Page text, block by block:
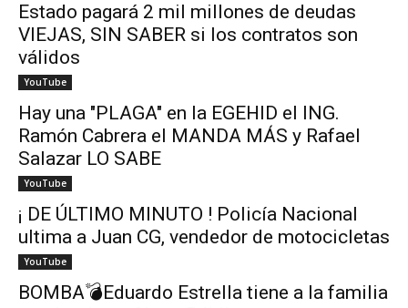
Estado pagará 2 mil millones de deudas
VIEJAS, SIN SABER si los contratos son
válidos
YouTube
Hay una "PLAGA" en la EGEHID el ING.
Ramón Cabrera el MANDA MÁS y Rafael
Salazar LO SABE
YouTube
¡ DE ÚLTIMO MINUTO ! Policía Nacional
ultima a Juan CG, vendedor de motocicletas
YouTube
BOMBA💣Eduardo Estrella tiene a la familia